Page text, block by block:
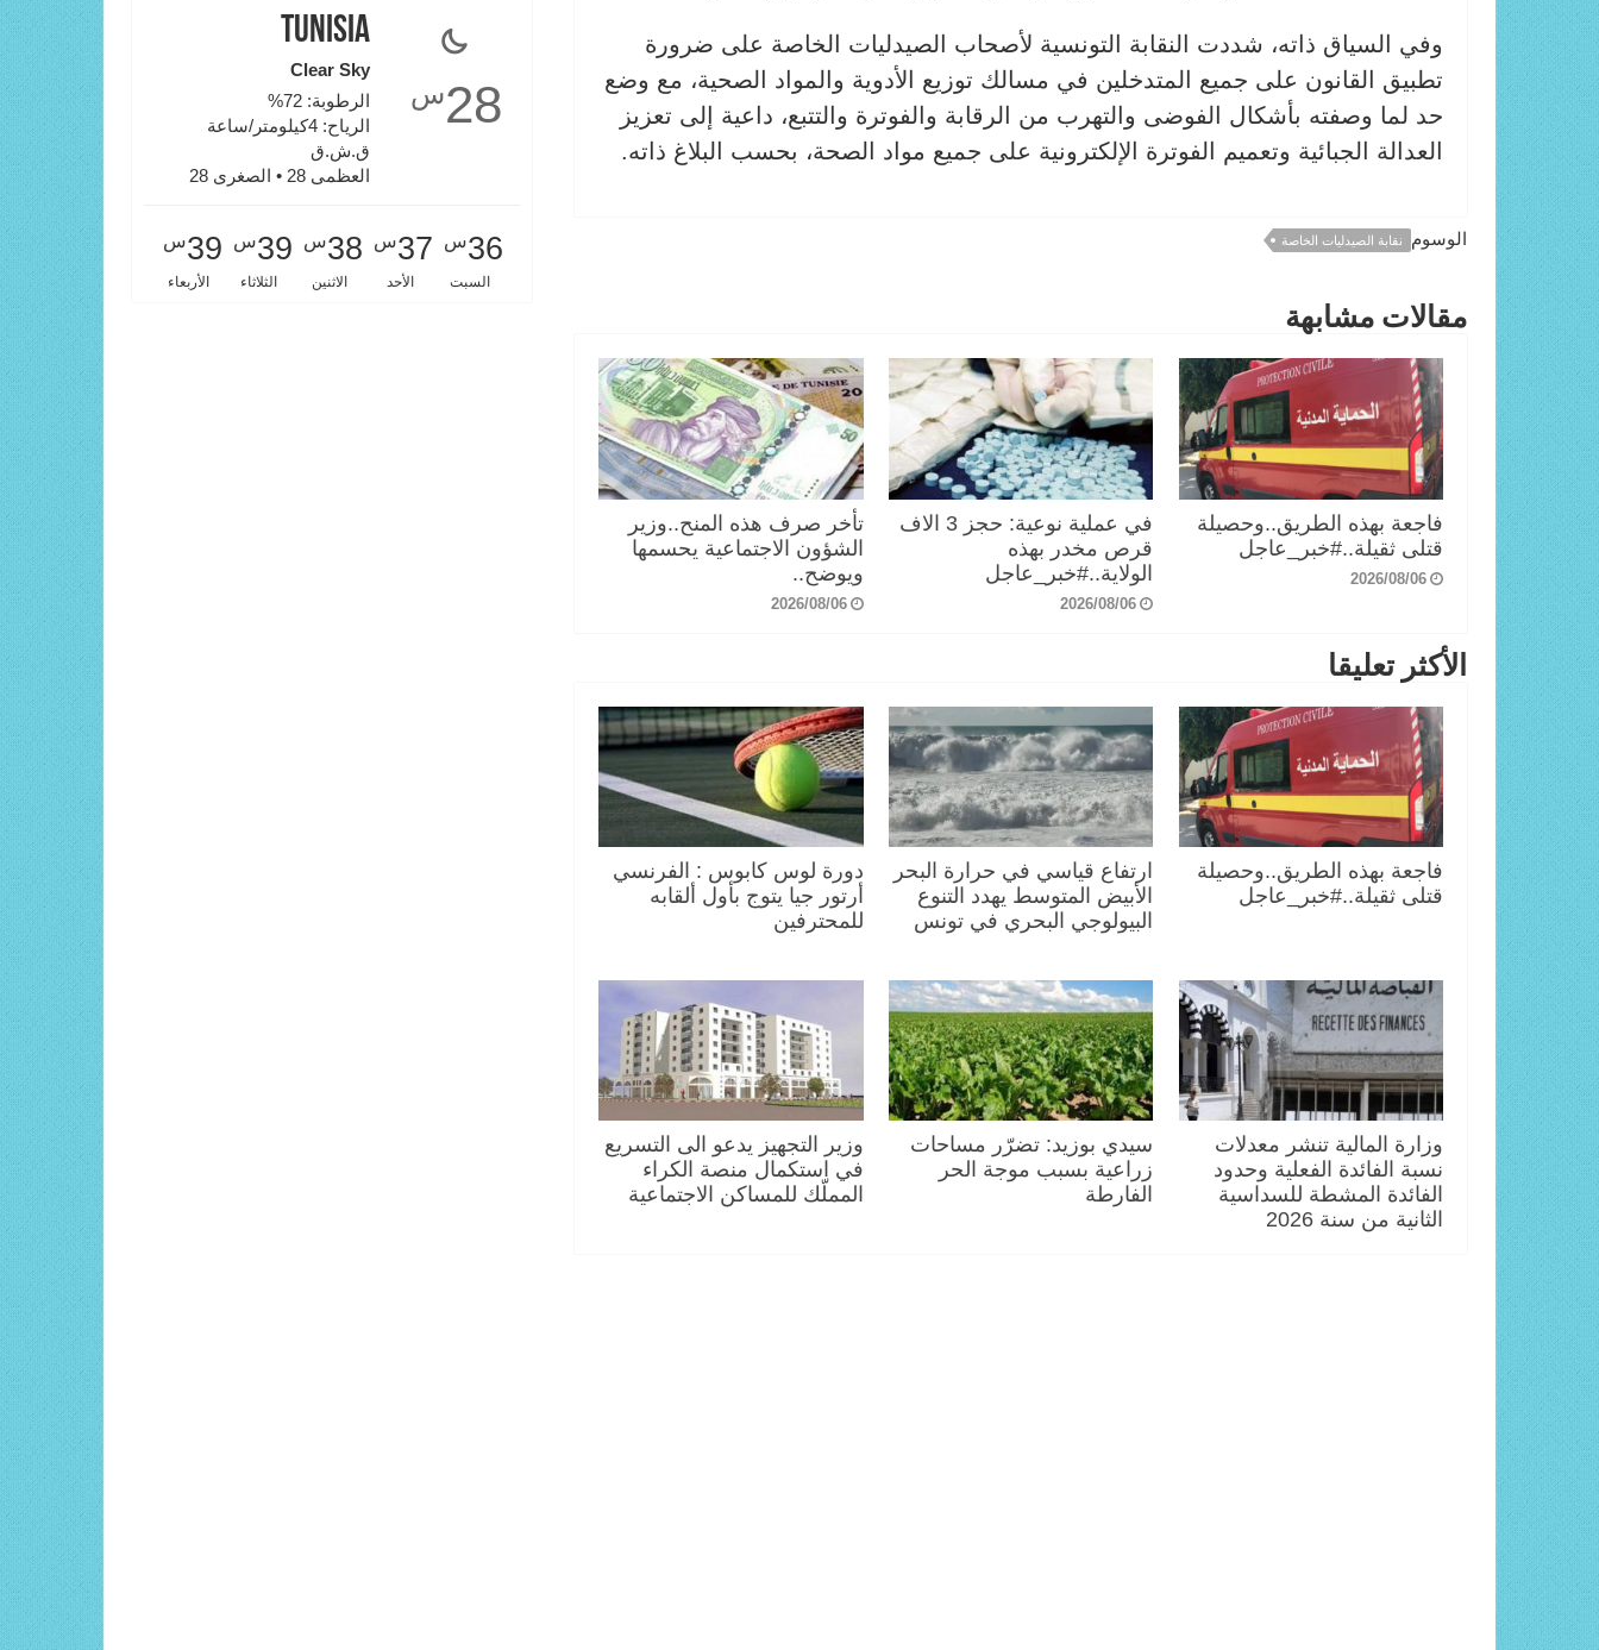
وفي السياق ذاته، شددت النقابة التونسية لأصحاب الصيدليات الخاصة على ضرورة
تطبيق القانون على جميع المتدخلين في مسالك توزيع الأدوية والمواد الصحية، مع وضع
حد لما وصفته بأشكال الفوضى والتهرب من الرقابة والفوترة والتتبع، داعية إلى تعزيز
العدالة الجبائية وتعميم الفوترة الإلكترونية على جميع مواد الصحة، بحسب البلاغ ذاته.
الوسوم نقابة الصيدليات الخاصة
مقالات مشابهة
فاجعة بهذه الطريق..وحصيلة
قتلى ثقيلة..#خبر_عاجل
2026/08/06
في عملية نوعية: حجز 3 الاف
قرص مخدر بهذه
الولاية..#خبر_عاجل
2026/08/06
تأخر صرف هذه المنح..وزير
الشؤون الاجتماعية يحسمها
ويوضح..
2026/08/06
الأكثر تعليقا
فاجعة بهذه الطريق..وحصيلة
قتلى ثقيلة..#خبر_عاجل
ارتفاع قياسي في حرارة البحر
الأبيض المتوسط يهدد التنوع
البيولوجي البحري في تونس
دورة لوس كابوس : الفرنسي
أرتور جيا يتوج بأول ألقابه
للمحترفين
وزارة المالية تنشر معدلات
نسبة الفائدة الفعلية وحدود
الفائدة المشطة للسداسية
الثانية من سنة 2026
سيدي بوزيد: تضرّر مساحات
زراعية بسبب موجة الحر
الفارطة
وزير التجهيز يدعو الى التسريع
في استكمال منصة الكراء
المملّك للمساكن الاجتماعية
28س
Tunisia
Clear Sky
الرطوبة: 72%
الرياح: 4كيلومتر/ساعة
ق.ش.ق‎
العظمى 28 • الصغرى 28
36س
السبت
37س
الأحد
38س
الاثنين
39س
الثلاثاء
39س
الأربعاء